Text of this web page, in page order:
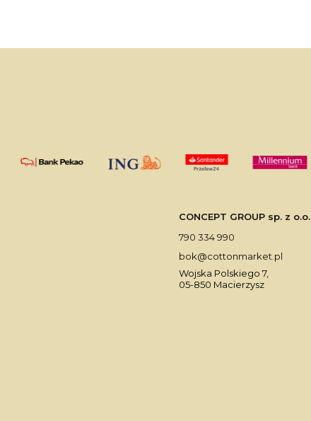
CONCEPT GROUP sp. z o.o.
790 334 990
bok@cottonmarket.pl
Wojska Polskiego 7,
05-850 Macierzysz